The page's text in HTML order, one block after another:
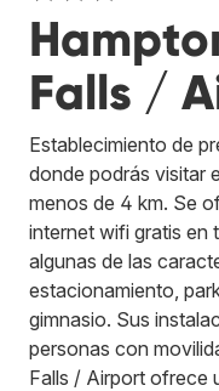
Falls /
Establecimiento de
donde podrás visitar
menos de 4 km. Se
internet wifi gratis en
algunas de las
estacionamiento,
gimnasio. Sus
personas con
Falls / Airport ofrece